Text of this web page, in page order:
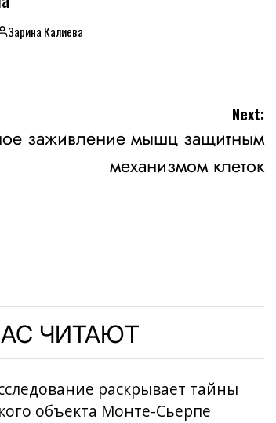
Зарина Калиева
Next:
заживление мышц защитным
механизмом клеток
ЧИТАЮТ
раскрывает тайны
объекта Монте-Сьерпе